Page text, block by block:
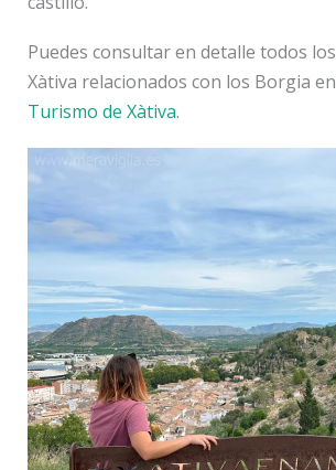
Puedes consultar en detalle todos
Xàtiva relacionados con los Borgia
Turismo de Xàtiva.